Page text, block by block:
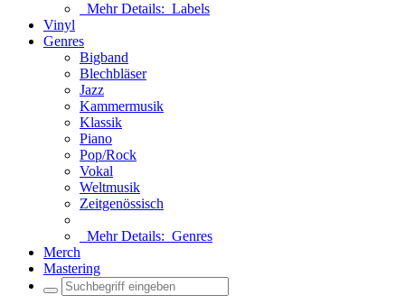
Mehr Details: Labels
Vinyl
Genres
Bigband
Blechbläser
Jazz
Kammermusik
Klassik
Piano
Pop/Rock
Vokal
Weltmusik
Zeitgenössisch
Mehr Details: Genres
Merch
Mastering